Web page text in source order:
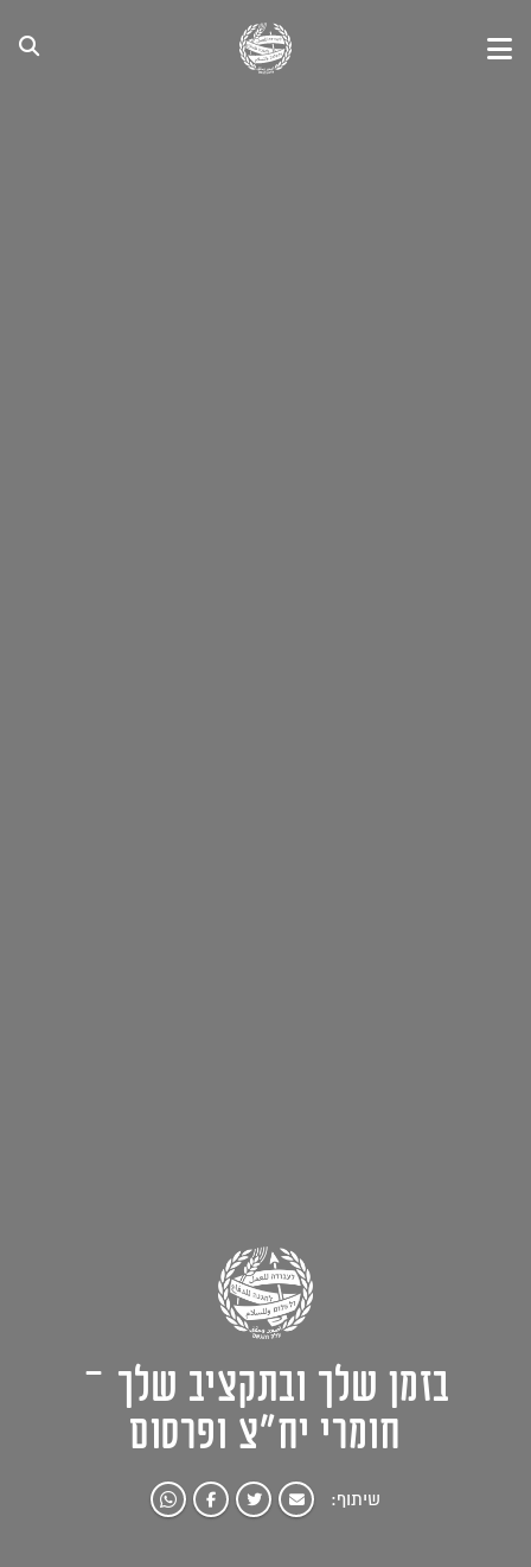
בזמן שלך ובתקציב שלך –
חומרי יח"צ ופרסום
שיתוף: